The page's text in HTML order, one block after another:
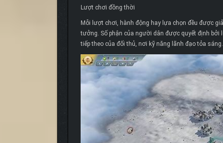
Lượt chơi đồng thời
Mỗi lượt chơi, hành động hay lựa chọn đều được
tưởng. Số phận của người dân được quyết định
tiếp theo của đối thủ, nơi kỹ năng lãnh đạo tỏa sáng.